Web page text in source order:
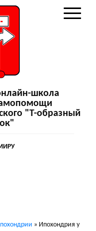
школа
"Т-образный
» Ипохондрия у